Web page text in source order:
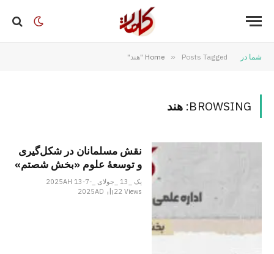
شما در Home » Posts Tagged "هند"
BROWSING: هند
نقش مسلمانان در شکل‌گیری
و توسعۀ علوم «بخش شصتم»
یک _13 _جولای _2025AH 13-7-
2025AD
22Views